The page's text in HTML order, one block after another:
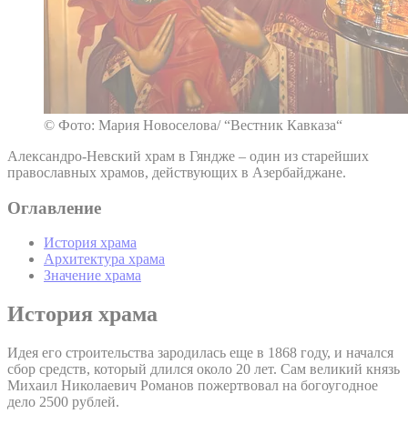
© Фото: Мария Новоселова/ “Вестник Кавказа“
Александро-Невский храм в Гяндже – один из старейших
православных храмов, действующих в Азербайджане.
Оглавление
История храма
Архитектура храма
Значение храма
История храма
Идея его строительства зародилась еще в 1868 году, и начался
сбор средств, который длился около 20 лет. Сам великий князь
Михаил Николаевич Романов пожертвовал на богоугодное
дело 2500 рублей.